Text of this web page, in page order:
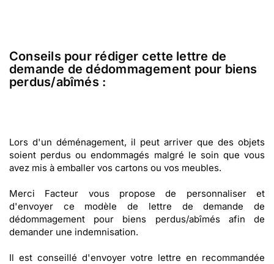
Conseils pour rédiger cette lettre de
demande de dédommagement pour biens
perdus/abîmés :
Lors d'un déménagement, il peut arriver que des objets
soient perdus ou endommagés malgré le soin que vous
avez mis à emballer vos cartons ou vos meubles.
Merci Facteur vous propose de personnaliser et
d'envoyer ce modèle de lettre de demande de
dédommagement pour biens perdus/abîmés afin de
demander une indemnisation.
Il est conseillé d'envoyer votre lettre en recommandée